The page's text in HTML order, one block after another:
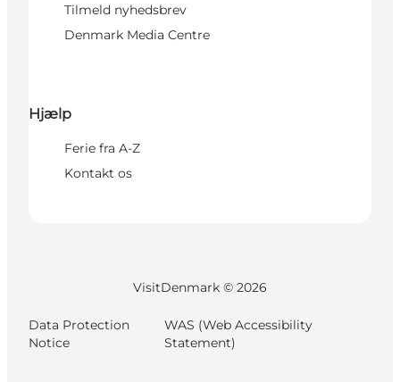
Tilmeld nyhedsbrev
Denmark Media Centre
Hjælp
Ferie fra A-Z
Kontakt os
VisitDenmark © 2026
Data Protection
Notice
WAS (Web Accessibility
Statement)